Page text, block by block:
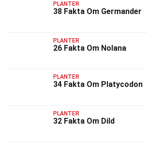
PLANTER
38 Fakta Om Germander
PLANTER
26 Fakta Om Nolana
PLANTER
34 Fakta Om Platycodon
PLANTER
32 Fakta Om Dild